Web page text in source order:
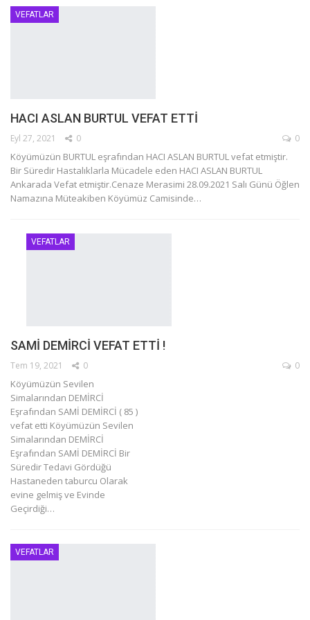
VEFATLAR
HACI ASLAN BURTUL VEFAT ETTİ
Eyl 27, 2021 0 0
Köyümüzün BURTUL eşrafından HACI ASLAN BURTUL vefat etmiştir.
Bir Süredir Hastalıklarla Mücadele eden HACI ASLAN BURTUL
Ankarada Vefat etmiştir.Cenaze Merasimi 28.09.2021 Salı Günü Öğlen
Namazına Müteakiben Köyümüz Camisinde…
VEFATLAR
SAMİ DEMİRCİ VEFAT ETTİ !
Tem 19, 2021 0 0
Köyümüzün Sevilen
Simalarından DEMİRCİ
Eşrafından SAMİ DEMİRCİ ( 85 )
vefat etti Köyümüzün Sevilen
Simalarından DEMİRCİ
Eşrafından SAMİ DEMİRCİ Bir
Süredir Tedavi Gördüğü
Hastaneden taburcu Olarak
evine gelmiş ve Evinde
Geçirdiği…
VEFATLAR